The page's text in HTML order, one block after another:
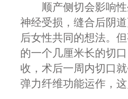
顺产侧切会影响性
神经受损，缝合后阴
后女性共同的想法。
的一个几厘米长的切
收，术后一周内切口
弹力纤维功能运作，这